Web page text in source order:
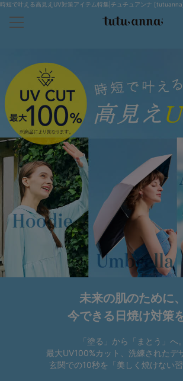
時短で叶える高見えUV対策アイテム特集|チュチュアンナ
ナイトブラ ノンワイヤー 特盛ブラ
チ
折り畳み
パジャマ ストッキング
キャ
ルームウェア
育乳ブラ
カテゴリから探す
レッグウェア
ルームウェア ラ
キ
サイズからブラを探す
未来の肌のために、
今できる日焼け対策を
「塗る」から「まとう」へ。
最大UV100%カット、洗練されたデ
玄関での10秒を「美しく焼けない習